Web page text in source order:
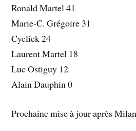
Ronald Martel 41
Marie-C. Grégoire 31
Cyclick 24
Laurent Martel 18
Luc Ostiguy 12
Alain Dauphin 0
Prochaine mise à jour après